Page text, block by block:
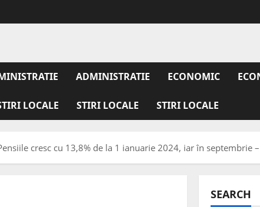
ADMINISTRATIE ECONOMIC
LOCALE STIRI LOCALE STIRI LOCALE
cresc cu 13,8% de la 1 ianuarie 2024, iar în septembrie
SEARCH